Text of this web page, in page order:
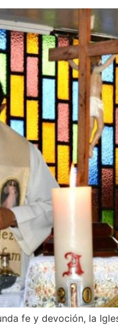
fe y devoción, la